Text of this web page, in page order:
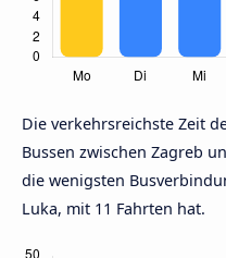
Die verkehrsreichste Zeit
Bussen zwischen Zagreb
die wenigsten
Luka, mit 11 Fahrten hat.